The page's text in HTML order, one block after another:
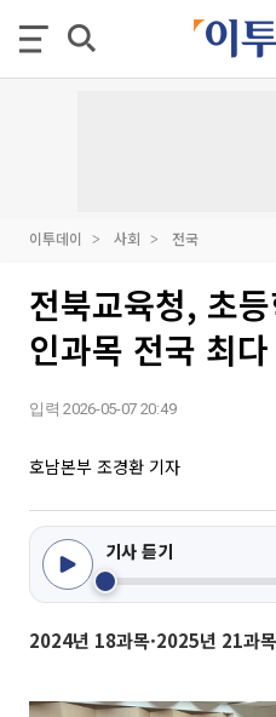
이투데이 사회 전국
전북교육청, 초
인과목 전국 최다
입력 2026-05-07 20:49
호남본부 조경환 기자
기사 듣기
2024년 18과목·2025년 21과